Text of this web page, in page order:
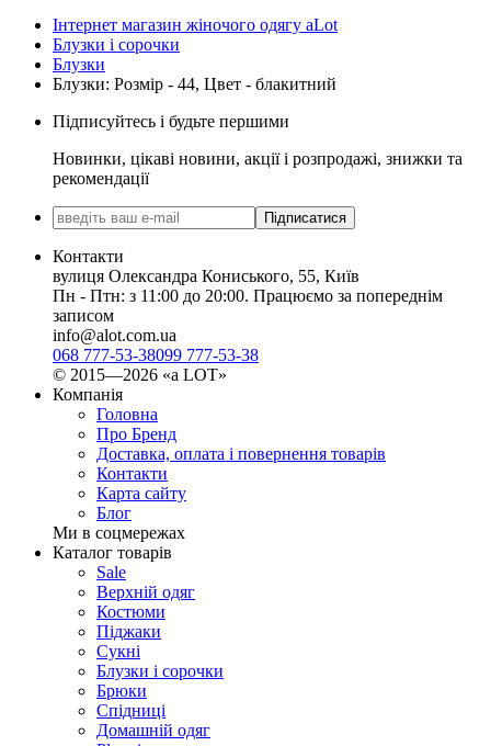
Інтернет магазин жіночого одягу aLot
Блузки і сорочки
Блузки
Блузки: Розмір - 44, Цвет - блакитний
Підписуйтесь і будьте першими
Новинки, цікаві новини, акції і розпродажі, знижки та
рекомендації
Підписатися
Контакти
вулиця Олександра Кониського, 55, Київ
Пн - Птн: з 11:00 до 20:00. Працюємо за попереднім
записом
info@alot.com.ua
068 777-53-38099 777-53-38
© 2015—2026 «а LOT»
Компанія
Головна
Про Бренд
Доставка, оплата і повернення товарів
Контакти
Карта сайту
Блог
Ми в соцмережах
Каталог товарів
Sale
Верхній одяг
Костюми
Піджаки
Сукні
Блузки і сорочки
Брюки
Спідниці
Домашній одяг